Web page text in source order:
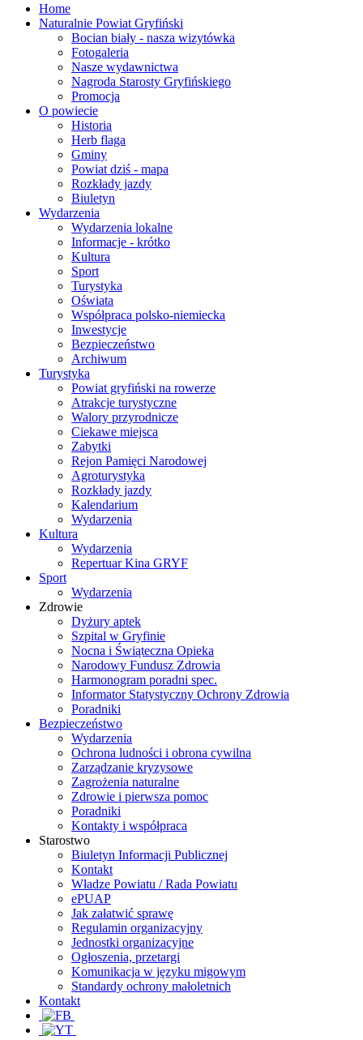
Home
Naturalnie Powiat Gryfiński
Bocian biały - nasza wizytówka
Fotogaleria
Nasze wydawnictwa
Nagroda Starosty Gryfińskiego
Promocja
O powiecie
Historia
Herb flaga
Gminy
Powiat dziś - mapa
Rozkłady jazdy
Biuletyn
Wydarzenia
Wydarzenia lokalne
Informacje - krótko
Kultura
Sport
Turystyka
Oświata
Współpraca polsko-niemiecka
Inwestycje
Bezpieczeństwo
Archiwum
Turystyka
Powiat gryfiński na rowerze
Atrakcje turystyczne
Walory przyrodnicze
Ciekawe miejsca
Zabytki
Rejon Pamięci Narodowej
Agroturystyka
Rozkłady jazdy
Kalendarium
Wydarzenia
Kultura
Wydarzenia
Repertuar Kina GRYF
Sport
Wydarzenia
Zdrowie
Dyżury aptek
Szpital w Gryfinie
Nocna i Świąteczna Opieka
Narodowy Fundusz Zdrowia
Harmonogram poradni spec.
Informator Statystyczny Ochrony Zdrowia
Poradniki
Bezpieczeństwo
Wydarzenia
Ochrona ludności i obrona cywilna
Zarządzanie kryzysowe
Zagrożenia naturalne
Zdrowie i pierwsza pomoc
Poradniki
Kontakty i współpraca
Starostwo
Biuletyn Informacji Publicznej
Kontakt
Władze Powiatu / Rada Powiatu
ePUAP
Jak załatwić sprawę
Regulamin organizacyjny
Jednostki organizacyjne
Ogłoszenia, przetargi
Komunikacja w języku migowym
Standardy ochrony małoletnich
Kontakt